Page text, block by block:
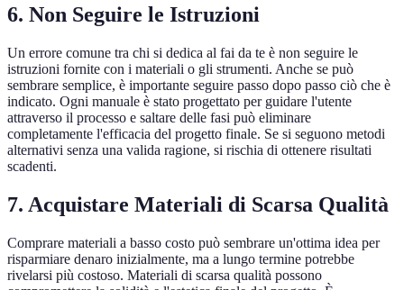
6. Non Seguire le Istruzioni
Un errore comune tra chi si dedica al fai da te è non seguire le
istruzioni fornite con i materiali o gli strumenti. Anche se può
sembrare semplice, è importante seguire passo dopo passo ciò che è
indicato. Ogni manuale è stato progettato per guidare l'utente
attraverso il processo e saltare delle fasi può eliminare
completamente l'efficacia del progetto finale. Se si seguono metodi
alternativi senza una valida ragione, si rischia di ottenere risultati
scadenti.
7. Acquistare Materiali di Scarsa Qualità
Comprare materiali a basso costo può sembrare un'ottima idea per
risparmiare denaro inizialmente, ma a lungo termine potrebbe
rivelarsi più costoso. Materiali di scarsa qualità possono